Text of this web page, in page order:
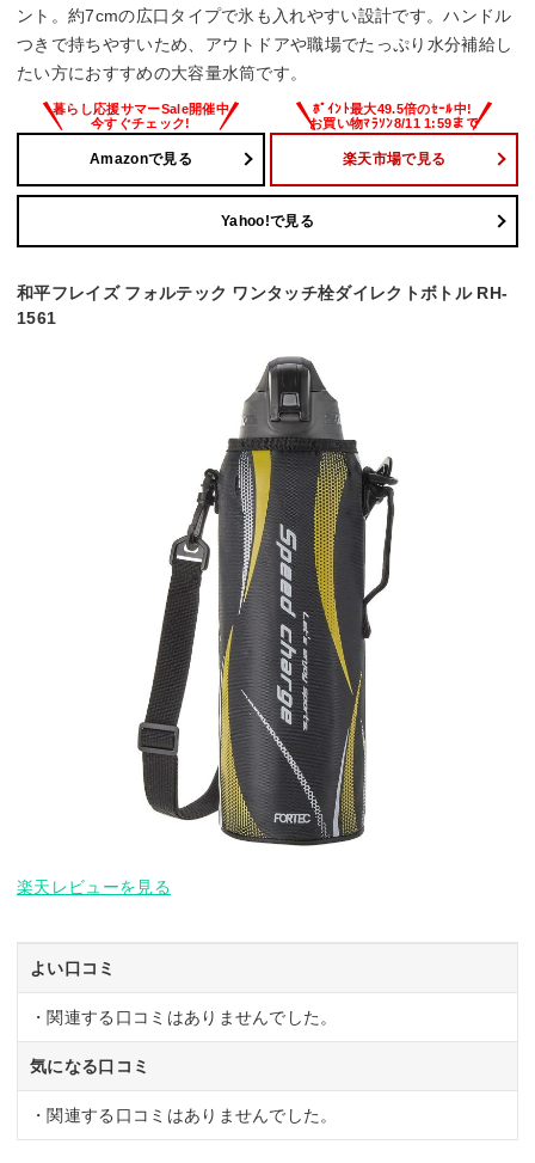
ント。約7cmの広口タイプで氷も入れやすい設計です。ハンドル
つきで持ちやすいため、アウトドアや職場でたっぷり水分補給し
たい方におすすめの大容量水筒です。
Amazonで見る 楽天市場で見る
Yahoo!で見る
和平フレイズ フォルテック ワンタッチ栓ダイレクトボトル RH-
1561
楽天レビューを見る
よい口コミ
・関連する口コミはありませんでした。
気になる口コミ
・関連する口コミはありませんでした。